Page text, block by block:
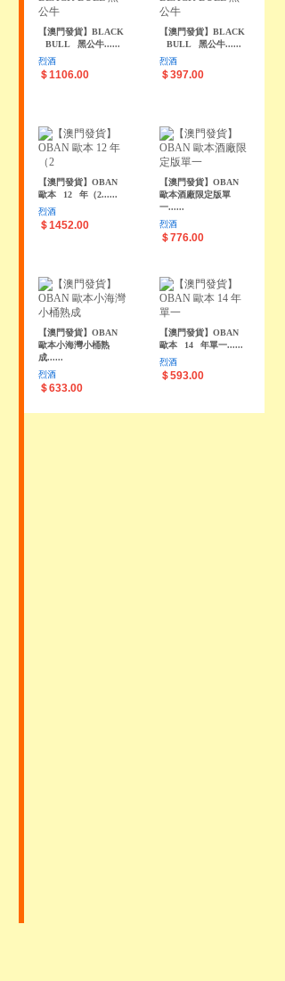
【澳門發貨】BLACK
BULL
黑公牛......
烈酒
＄1106.00
【澳門發貨】BLACK
BULL
黑公牛......
烈酒
＄397.00
【澳門發貨】OBAN
歐本
12
年（2......
烈酒
＄1452.00
【澳門發貨】OBAN
歐本酒廠限定版單
一......
烈酒
＄776.00
【澳門發貨】OBAN
歐本小海灣小桶熟
成......
烈酒
＄633.00
【澳門發貨】OBAN
歐本
14
年單一......
烈酒
＄593.00